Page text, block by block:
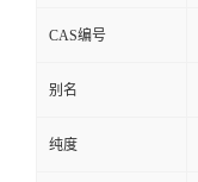
CAS编号
别名
纯度